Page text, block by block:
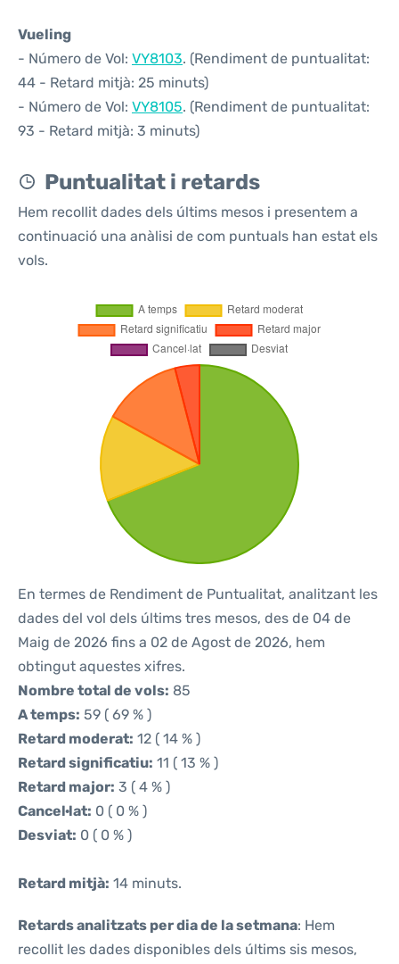
Vueling
- Número de Vol: VY8103. (Rendiment de puntualitat:
44 - Retard mitjà: 25 minuts)
- Número de Vol: VY8105. (Rendiment de puntualitat:
93 - Retard mitjà: 3 minuts)
Puntualitat i retards
Hem recollit dades dels últims mesos i presentem a
continuació una anàlisi de com puntuals han estat els
vols.
En termes de Rendiment de Puntualitat, analitzant les
dades del vol dels últims tres mesos, des de 04 de
Maig de 2026 fins a 02 de Agost de 2026, hem
obtingut aquestes xifres.
Nombre total de vols: 85
A temps: 59 ( 69 % )
Retard moderat: 12 ( 14 % )
Retard significatiu: 11 ( 13 % )
Retard major: 3 ( 4 % )
Cancel·lat: 0 ( 0 % )
Desviat: 0 ( 0 % )
Retard mitjà: 14 minuts.
Retards analitzats per dia de la setmana: Hem
recollit les dades disponibles dels últims sis mesos,